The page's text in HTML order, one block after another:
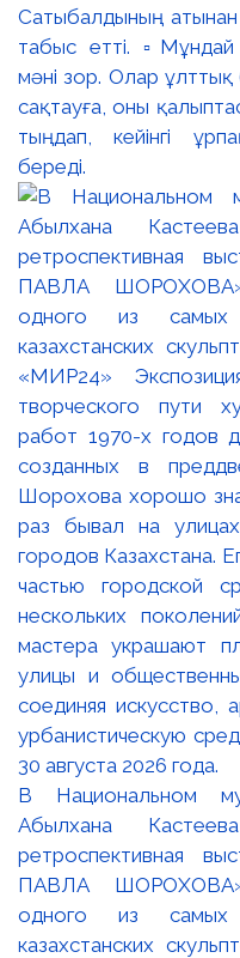
Сатыбалдының
табыс етті. ▫️Мұндай
мәні зор. Олар ұлттық
сақтауға, оны
тыңдап, кейінгі
береді.
В Национальном
Абылхана
ретроспективная
ПАВЛА
одного из самых
казахстанских